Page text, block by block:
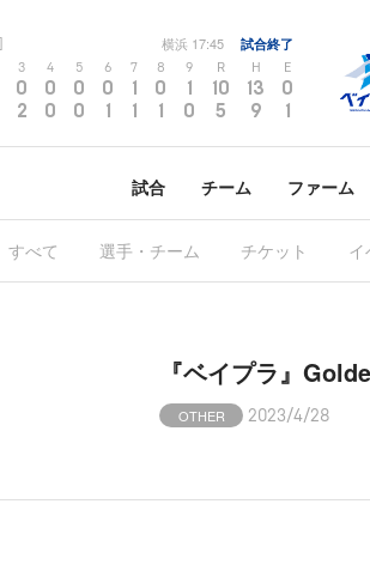
横浜 17:45 試合終了
3 4 5 6 7 8 9 R H E
0 0 0 0 1 0 1 10 13 0
2 0 0 1 1 1 0 5 9 1
試合 チーム ファーム
すべて 選手・チーム チケット イ
『ベイプラ』
OTHER 2023/4/28